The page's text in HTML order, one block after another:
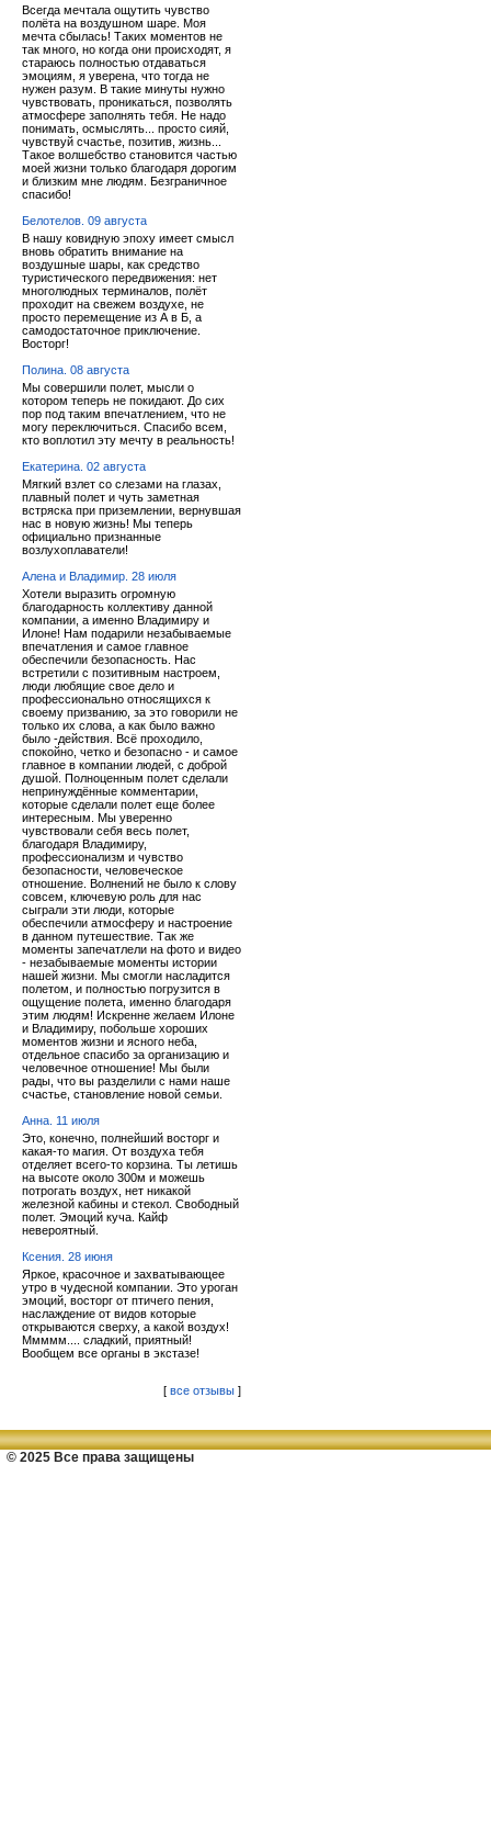
Всегда мечтала ощутить чувство
полёта на воздушном шаре. Моя
мечта сбылась! Таких моментов не
так много, но когда они происходят, я
стараюсь полностью отдаваться
эмоциям, я уверена, что тогда не
нужен разум. В такие минуты нужно
чувствовать, проникаться, позволять
атмосфере заполнять тебя. Не надо
понимать, осмыслять... просто сияй,
чувствуй счастье, позитив, жизнь...
Такое волшебство становится частью
моей жизни только благодаря дорогим
и близким мне людям. Безграничное
спасибо!
Белотелов. 09 августа
В нашу ковидную эпоху имеет смысл
вновь обратить внимание на
воздушные шары, как средство
туристического передвижения: нет
многолюдных терминалов, полёт
проходит на свежем воздухе, не
просто перемещение из А в Б, а
самодостаточное приключение.
Восторг!
Полина. 08 августа
Мы совершили полет, мысли о
котором теперь не покидают. До сих
пор под таким впечатлением, что не
могу переключиться. Спасибо всем,
кто воплотил эту мечту в реальность!
Екатерина. 02 августа
Мягкий взлет со слезами на глазах,
плавный полет и чуть заметная
встряска при приземлении, вернувшая
нас в новую жизнь! Мы теперь
официально признанные
возлухоплаватели!
Алена и Владимир. 28 июля
Хотели выразить огромную
благодарность коллективу данной
компании, а именно Владимиру и
Илоне! Нам подарили незабываемые
впечатления и самое главное
обеспечили безопасность. Нас
встретили с позитивным настроем,
люди любящие свое дело и
профессионально относящихся к
своему призванию, за это говорили не
только их слова, а как было важно
было -действия. Всё проходило,
спокойно, четко и безопасно - и самое
главное в компании людей, с доброй
душой. Полноценным полет сделали
непринуждённые комментарии,
которые сделали полет еще более
интересным. Мы уверенно
чувствовали себя весь полет,
благодаря Владимиру,
профессионализм и чувство
безопасности, человеческое
отношение. Волнений не было к слову
совсем, ключевую роль для нас
сыграли эти люди, которые
обеспечили атмосферу и настроение
в данном путешествие. Так же
моменты запечатлели на фото и видео
- незабываемые моменты истории
нашей жизни. Мы смогли насладится
полетом, и полностью погрузится в
ощущение полета, именно благодаря
этим людям! Искренне желаем Илоне
и Владимиру, побольше хороших
моментов жизни и ясного неба,
отдельное спасибо за организацию и
человечное отношение! Мы были
рады, что вы разделили с нами наше
счастье, становление новой семьи.
Анна. 11 июля
Это, конечно, полнейший восторг и
какая-то магия. От воздуха тебя
отделяет всего-то корзина. Ты летишь
на высоте около 300м и можешь
потрогать воздух, нет никакой
железной кабины и стекол. Свободный
полет. Эмоций куча. Кайф
невероятный.
Ксения. 28 июня
Яркое, красочное и захватывающее
утро в чудесной компании. Это уроган
эмоций, восторг от птичего пения,
наслаждение от видов которые
открываются сверху, а какой воздух!
Ммммм.... сладкий, приятный!
Вообщем все органы в экстазе!
[ все отзывы ]
© 2025 Все права защищены